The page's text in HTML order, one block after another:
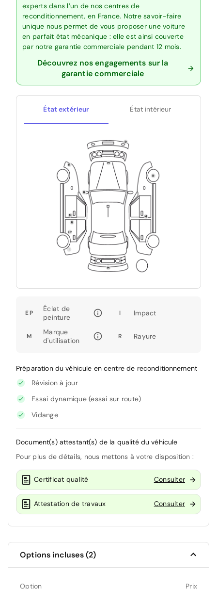
experts dans l’un de nos centres de
reconditionnement, en France. Notre savoir-faire
unique nous permet de vous proposer une voiture
en parfait état mécanique : elle est ainsi couverte
par notre garantie commerciale pendant 12 mois.
Découvrez nos engagements sur la
garantie commerciale
État extérieur État intérieur
EP
Éclat de
peinture
I Impact
M
Marque
d'utilisation
R Rayure
Préparation du véhicule en centre de reconditionnement
Révision à jour
Essai dynamique (essai sur route)
Vidange
Document(s) attestant(s) de la qualité du véhicule
Pour plus de détails, nous mettons à votre disposition :
Certificat qualité Consulter
Attestation de travaux Consulter
Options incluses (2)
Option Prix